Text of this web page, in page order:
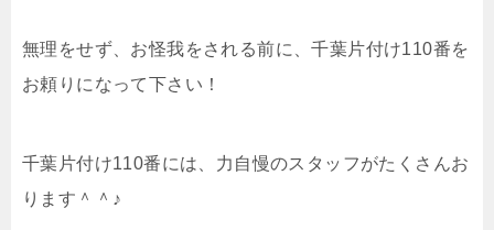
無理をせず、お怪我をされる前に、千葉片付け110番を
お頼りになって下さい！
千葉片付け110番には、力自慢のスタッフがたくさんお
ります＾＾♪